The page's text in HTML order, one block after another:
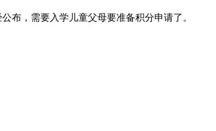
布，需要入学儿童父母要准备积分申请了。